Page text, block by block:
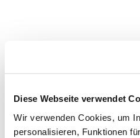
Diese Webseite verwendet
Wir verwenden Cookies, um
personalisieren, Funktionen
Dies